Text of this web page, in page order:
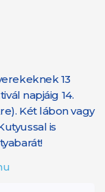
13
napjáig 14.
Két lábon vagy
is